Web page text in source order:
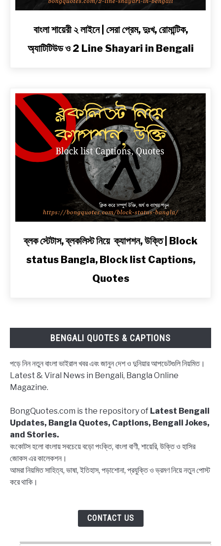
|
সেরা
প্রেম,
রোমান্টিক,
অ্যাটিটিউড
বাংলা শায়েরী ২ লাইনে | সেরা প্রেম, দুঃখ, রোমান্টিক,
অ্যাটিটিউড ও 2 Line Shayari in Bengali
link
Bangla,
Block
list
Quotes
ব্লক স্টেটাস, ব্লকলিস্ট নিয়ে ক্যাপশন, উক্তি | Block
status Bangla, Block list Captions,
Quotes
BENGALI QUOTES & CAPTIONS
পড়ে নিন নতুন বাংলা ভাইরাল খবর এবং জানুন দেশ ও দুনিয়ার আপডেটগুলি নিয়মিত।
Latest & Viral News in Bengali, Bangla Online
Magazine.
BongQuotes.com is the repository of Latest Bengali
Updates, Bangla Quotes, Captions, Bengali Jokes,
and Stories.
বংকোটস হলো বাংলায় সবচেয়ে বড়ো পংক্তি, বাংলা বাণী, শায়েরি, উক্তি ও হাসির
জোকস এর কালেকশন।
আমরা নিয়মিত সাহিত্য, ভাষা, ইতিহাস, পড়াশোনা, প্রযুক্তি ও ভ্রমণ নিয়ে নতুন পোস্ট
করে থাকি।
CONTACT US